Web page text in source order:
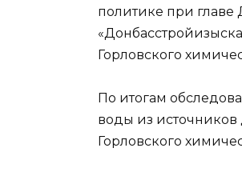
политике при
Горловского
По итогам
воды из
Горловского